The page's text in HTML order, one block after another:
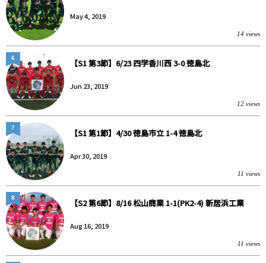
May 4, 2019
14 views
【S1 第3節】6/23 四学香川西 3-0 徳島北
Jun 23, 2019
12 views
6
【S1 第1節】4/30 徳島市立 1-4 徳島北
Apr 30, 2019
11 views
7
【S2 第6節】8/16 松山商業 1-1(PK2-4) 新居浜工業
Aug 16, 2019
11 views
8